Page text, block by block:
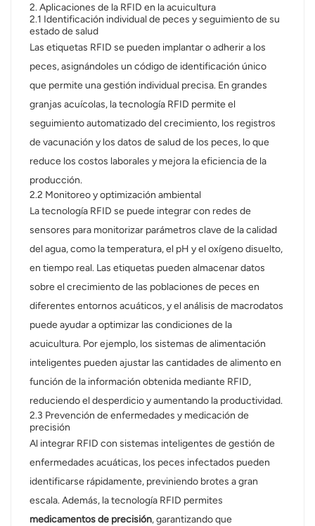
2. Aplicaciones de la RFID en la acuicultura
2.1 Identificación individual de peces y seguimiento de su
estado de salud
Las etiquetas RFID se pueden implantar o adherir a los
peces, asignándoles un código de identificación único
que permite una gestión individual precisa. En grandes
granjas acuícolas, la tecnología RFID permite el
seguimiento automatizado del crecimiento, los registros
de vacunación y los datos de salud de los peces, lo que
reduce los costos laborales y mejora la eficiencia de la
producción.
2.2 Monitoreo y optimización ambiental
La tecnología RFID se puede integrar con redes de
sensores para monitorizar parámetros clave de la calidad
del agua, como la temperatura, el pH y el oxígeno disuelto,
en tiempo real. Las etiquetas pueden almacenar datos
sobre el crecimiento de las poblaciones de peces en
diferentes entornos acuáticos, y el análisis de macrodatos
puede ayudar a optimizar las condiciones de la
acuicultura. Por ejemplo, los sistemas de alimentación
inteligentes pueden ajustar las cantidades de alimento en
función de la información obtenida mediante RFID,
reduciendo el desperdicio y aumentando la productividad.
2.3 Prevención de enfermedades y medicación de
precisión
Al integrar RFID con sistemas inteligentes de gestión de
enfermedades acuáticas, los peces infectados pueden
identificarse rápidamente, previniendo brotes a gran
escala. Además, la tecnología RFID permites
medicamentos de precisión, garantizando que